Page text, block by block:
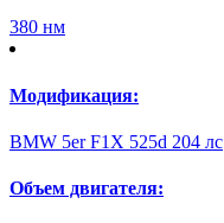
380 нм
Модификация:
BMW 5er F1X 525d 204 лс
Объем двигателя: